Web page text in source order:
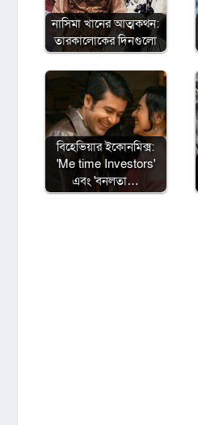
নাসিমা খানের আত্মকথন:
তারকালোকের দিনগুলো
বিহেভিয়ার ইকোনমিক্স:
'Me time Investors'
এবং 'বনলতা…